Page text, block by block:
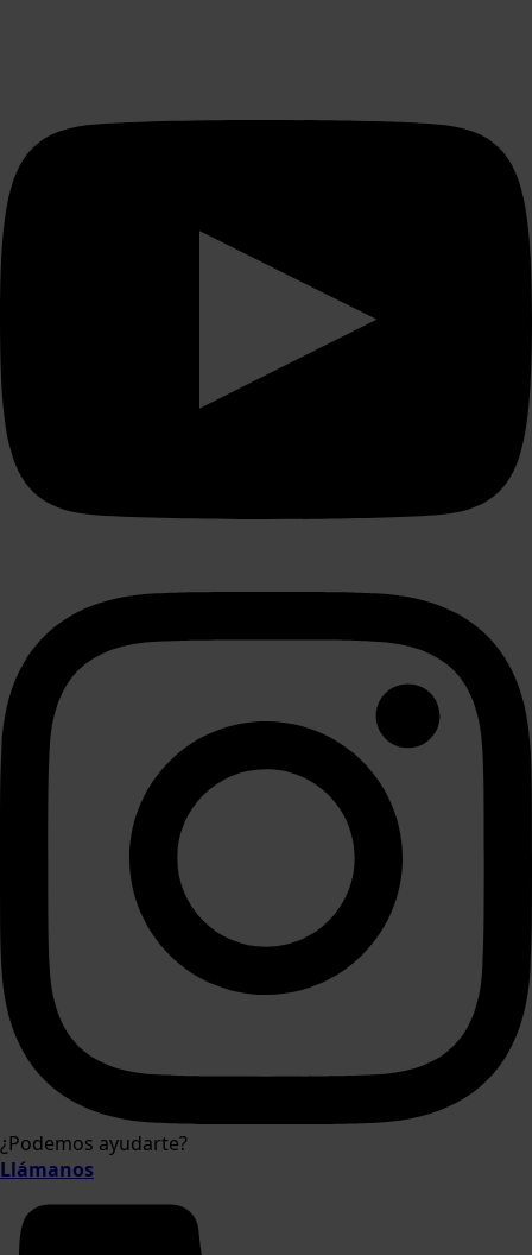
¿Podemos ayudarte?
Llámanos